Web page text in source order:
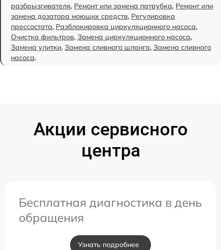
разбрызгивателя, Ремонт или замена патрубка, Ремонт или
замена дозатора моющих средств, Регулировка
прессостата, Разблокировка циркуляционного насоса,
Очистка фильтров, Замена циркуляционного насоса,
Замена улитки, Замена сливного шланга, Замена сливного
насоса.
Акции сервисного
центра
Бесплатная диагностика в день
обращения
Узнать подробнее